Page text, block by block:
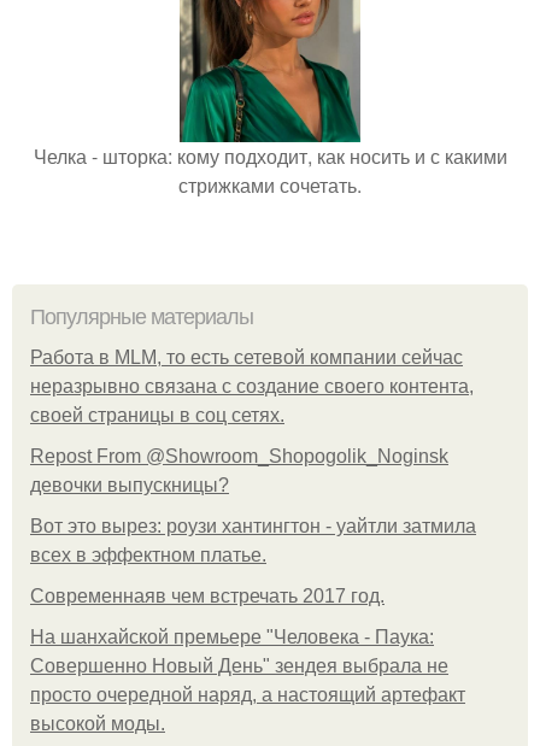
Челка - шторка: кому подходит, как носить и с какими
стрижками сочетать.
Популярные материалы
Работа в MLM, то есть сетевой компании сейчас
неразрывно связана с создание своего контента,
своей страницы в соц сетях.
Repost From @Showroom_Shopogolik_Noginsk
девочки выпускницы?
Вот это вырез: роузи хантингтон - уайтли затмила
всех в эффектном платьe.
Современнаяв чем встречать 2017 год.
На шанхайской премьере "Человека - Паука:
Совершенно Новый День" зендея выбрала не
просто очередной наряд, а настоящий артефакт
высокой моды.